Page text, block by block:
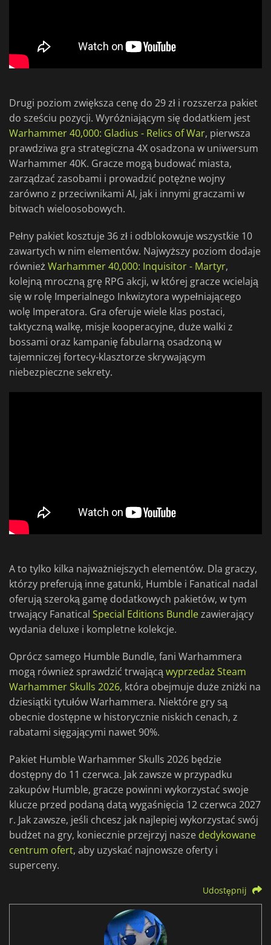
Drugi poziom zwiększa cenę do 29 zł i rozszerza pakiet
do sześciu pozycji. Wyróżniającym się dodatkiem jest
Warhammer 40,000: Gladius - Relics of War, pierwsza
prawdziwa gra strategiczna 4X osadzona w uniwersum
Warhammer 40K. Gracze mogą budować miasta,
zarządzać zasobami i prowadzić potężne wojny
zarówno z przeciwnikami AI, jak i innymi graczami w
bitwach wieloosobowych.
Pełny pakiet kosztuje 36 zł i odblokowuje wszystkie 10
zawartych w nim elementów. Najwyższy poziom dodaje
równieżWarhammer 40,000: Inquisitor - Martyr,
kolejną mroczną grę RPG akcji, w której gracze wcielają
się w rolę Imperialnego Inkwizytora wypełniającego
wolę Imperatora. Gra oferuje wiele klas postaci,
taktyczną walkę, misje kooperacyjne, duże walki z
bossami oraz kampanię fabularną osadzoną w
tajemniczej fortecy-klasztorze skrywającym
niebezpieczne sekrety.
A to tylko kilka najważniejszych elementów. Dla graczy,
którzy preferują inne gatunki, Humble i Fanatical nadal
oferują szeroką gamę dodatkowych pakietów, w tym
trwający Fanatical Special Editions Bundlezawierający
wydania deluxe i kompletne kolekcje.
Oprócz samego Humble Bundle, fani Warhammera
mogą również sprawdzić trwającąwyprzedaż Steam
Warhammer Skulls 2026, która obejmuje duże zniżki na
dziesiątki tytułów Warhammera. Niektóre gry są
obecnie dostępne w historycznie niskich cenach, z
rabatami sięgającymi nawet 90%.
Pakiet Humble Warhammer Skulls 2026 będzie
dostępny do 11 czerwca. Jak zawsze w przypadku
zakupów Humble, gracze powinni wykorzystać swoje
klucze przed podaną datą wygaśnięcia 12 czerwca 2027
r. Jak zawsze, jeśli chcesz jak najlepiej wykorzystać swój
budżet na gry, koniecznie przejrzyj nasze dedykowane
centrum ofert, aby uzyskać najnowsze oferty i
superceny.
Udostępnij